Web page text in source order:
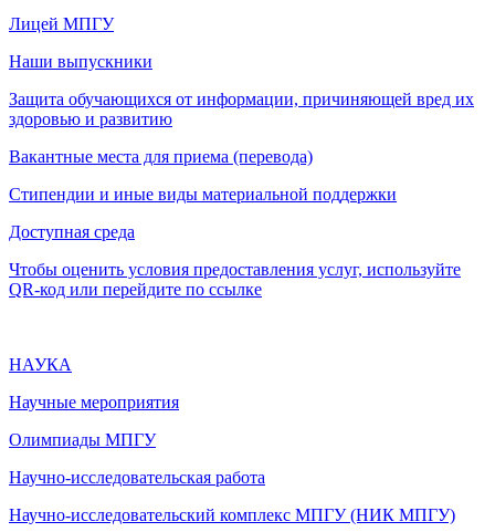
Лицей МПГУ
Наши выпускники
Защита обучающихся от информации, причиняющей вред их
здоровью и развитию
Вакантные места для приема (перевода)
Стипендии и иные виды материальной поддержки
Доступная среда
Чтобы оценить условия предоставления услуг, используйте
QR-код или перейдите по ссылке
НАУКА
Научные мероприятия
Олимпиады МПГУ
Научно-исследовательская работа
Научно-исследовательский комплекс МПГУ (НИК МПГУ)